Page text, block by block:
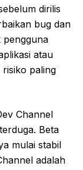
dirilis
bug dan
pengguna
atau
paling
Channel
Beta
mulai stabil
adalah